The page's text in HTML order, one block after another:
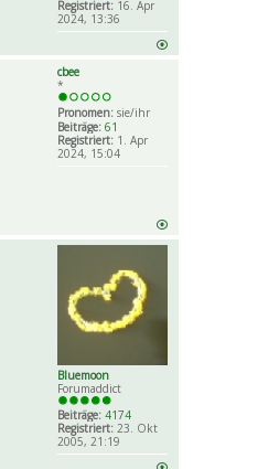
Registriert: 16. Apr
2024, 13:36
cbee
*
Pronomen: sie/ihr
Beiträge: 61
Registriert: 1. Apr
2024, 15:04
senden
Bluemoon
Forumaddict
Beiträge: 4174
Registriert: 23. Okt
2005, 21:19
senden